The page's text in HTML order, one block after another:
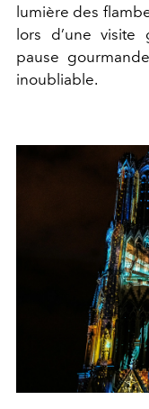
lumière des
lors d’une visite
pause
inoubliable.